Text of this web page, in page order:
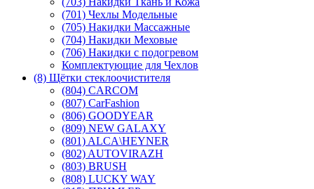
(701) Чехлы Модельные
(705) Накидки Массажные
(704) Накидки Меховые
(706) Накидки с подогревом
Комплектующие для Чехлов
(8) Щётки стеклоочистителя
(804) CARCOM
(807) CarFashion
(806) GOODYEAR
(809) NEW GALAXY
(801) ALCA\HEYNER
(802) AUTOVIRAZH
(803) BRUSH
(808) LUCKY WAY